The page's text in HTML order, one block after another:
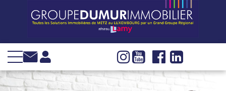
VENTE
LOCATION
INVESTIR
IMMOBILIER